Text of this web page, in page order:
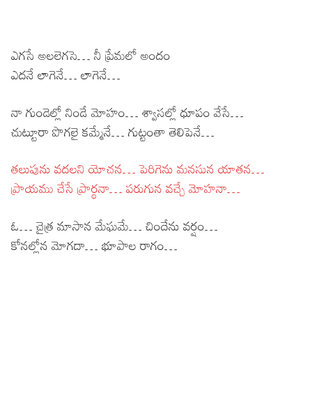
ఎగసే అలలెగసె… నీ ప్రేమలో అందం
ఎదనే లాగెనే… లాగెనే…
నా గుండెల్లో నిండే మోహం… శ్వాసల్లో ధూపం వేసే…
చుట్టూరా పొగలై కమ్మేనే… గుట్టంతా తెలిపెనే…
తలుపును వదలని యోచన… పెరిగెను మనసున యాతన…
ప్రాయము చేసే ప్రార్థనా… పరుగున వచ్చే మోహనా…
ఓ… చైత్ర మాసాన మేఘమే… చిందేను వర్షం…
కోనల్లోన మోగదా… భూపాల రాగం…